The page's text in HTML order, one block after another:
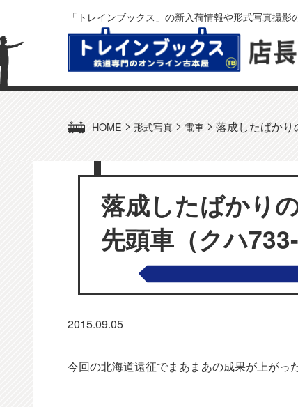
「トレインブックス」の新入荷情報や形式写真撮影
HOME > 形式写真 > 電車 > 落成したばかり
落成したばかり
先頭車（クハ733-
2015.09.05
今回の北海道遠征でまあまあの成果が上がっ